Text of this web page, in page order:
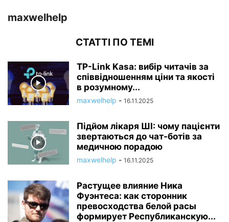
maxwelhelp
СТАТТІ ПО ТЕМІ
TP-Link Kasa: вибір читачів за
співвідношенням ціни та якості
в розумному...
maxwelhelp - 16.11.2025
Підйом лікаря ШІ: чому пацієнти
звертаються до чат-ботів за
медичною порадою
maxwelhelp - 16.11.2025
Растущее влияние Ника
Фуэнтеса: как сторонник
превосходства белой расы
формирует Республиканскую...